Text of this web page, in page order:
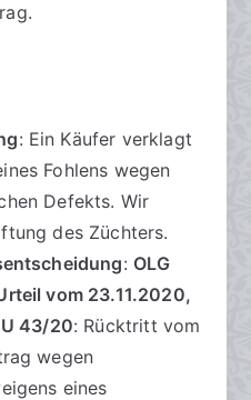
: Ein Käufer verklagt
Fohlens wegen
Defekts. Wir
des Züchters.
: OLG
vom 23.11.2020,
43/20: Rücktritt vom
wegen
eines